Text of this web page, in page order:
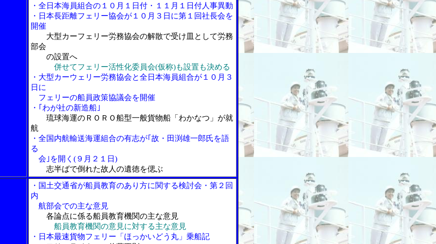
・全日本海員組合の１０月１日付・１１月１日付人事異動
・日本長距離フェリー協会が１０月３日に第１回社長会を
開催
大型カーフェリー労務協会の解散で受け皿として労務
部会
の設置へ
併せてフェリー活性化委員会(仮称)も設置も決める
・大型カーウェリー労務協会と全日本海員組合が１０月３
日に
フェリーの船員政策協議会を開催
・｢わが社の新造船｣
琉球海運のＲＯＲＯ船型一般貨物船「わかなつ」が就
航
・全国内航輸送海運組合の有志が｢故・田渕雄一郎氏を語
る
会｣を開く(９月２１日)
志半ばで倒れた故人の遺徳を偲ぶ
・国土交通省が船員教育のあり方に関する検討会・第２回
内
航部会での主な意見
各論点に係る船員教育機関の主な意見
船員教育機関の意見に対する主な意見
・日本最速貨物フェリー「ほっかいどう丸」乗船記